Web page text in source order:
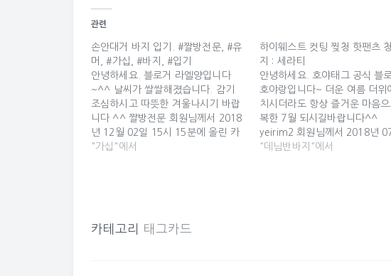
관련
손안대거 바지 입기. #짤방전문, #유
머, #가십, #바지, #입기
안녕하세요. 블로거 라엘양입니다
~^^ 날씨가 쌀쌀해졌습니다. 감기
조심하시고 따뜻한 겨울나시기 바랍
니다 ^^ 짤방전문 회원님께서 2018
년 12월 02일 15시 15분에 올린 카
드입니다 ^_^ 손안대거 바지 입기.
미지를 클릭하세요~ 짤방전문…
"가십"에서
하이웨스트 컷팅 찢청 핫팬츠
지 : 세라티
안녕하세요. 호야태그 공식 블
호야랑입니다~ 더운 여름 더위
치시더라도 항상 즐거운 마음
복한 7월 되시길바랍니다^^
yeirim2 회원님께서 2018년
01일 17시 56분에 올린 카드입
"데님반바지"에서
카테고리 태그카드